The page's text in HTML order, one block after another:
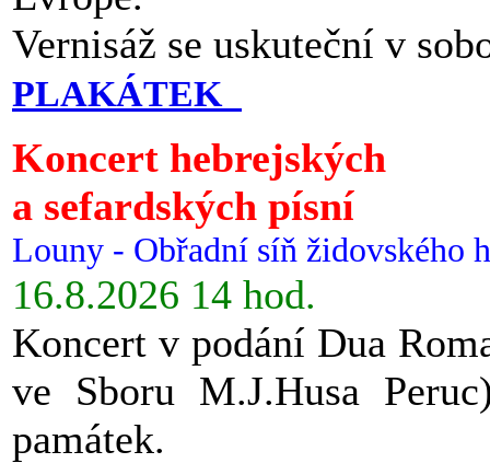
Vernisáž se uskuteční v
PLAKÁTEK
Koncert hebrejských
a sefardských písní
Louny - Obřadní síň židovského
16.8.2026 14 hod.
Koncert v podání Dua
ve Sboru M.J.Husa
památek.